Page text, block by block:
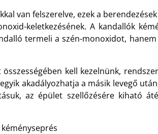
van felszerelve, ezek a
keletkezésének. A kandallók
termeli a szén-monoxidot,
kell kezelnünk,
akadályozhatja a másik levegő
az épület szellőzésére kiható